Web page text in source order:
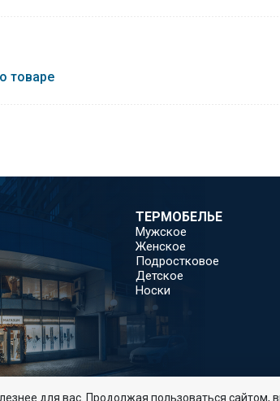
товаре
ТЕРМОБЕЛЬЕ
Мужское
Женское
Подростковое
Детское
Носки
для вас. Продолжая пользоваться сайтом,